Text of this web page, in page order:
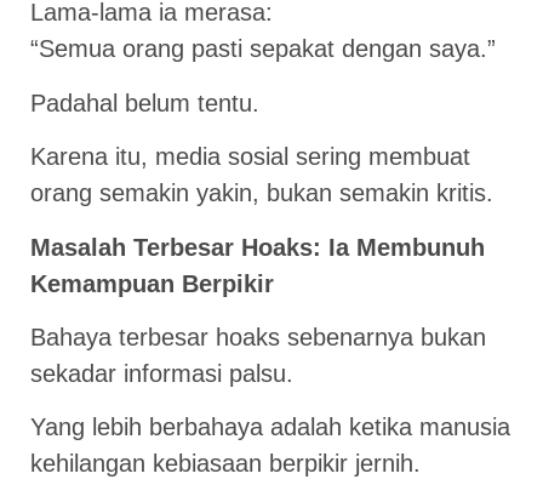
Lama-lama ia merasa:
“Semua orang pasti sepakat dengan saya.”
Padahal belum tentu.
Karena itu, media sosial sering membuat
orang semakin yakin, bukan semakin kritis.
Masalah Terbesar Hoaks: Ia Membunuh
Kemampuan Berpikir
Bahaya terbesar hoaks sebenarnya bukan
sekadar informasi palsu.
Yang lebih berbahaya adalah ketika manusia
kehilangan kebiasaan berpikir jernih.